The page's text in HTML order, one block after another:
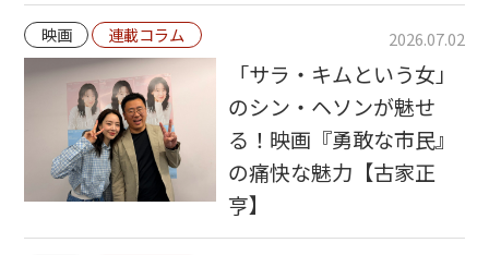
映画 連載コラム 2026.07.02
「サラ・キムという女」
のシン・ヘソンが魅せ
る！映画『勇敢な市民』
の痛快な魅力【古家正
亨】